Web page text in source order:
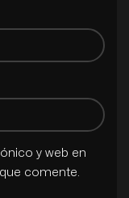
y web en
comente.